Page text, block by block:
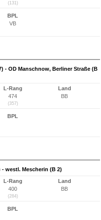
(131)
BPL
VB
- OD Manschnow, Berliner Straße (B
L-Rang
474
(357)
Land
BB
BPL
westl. Mescherin (B 2)
L-Rang
400
(284)
Land
BB
BPL